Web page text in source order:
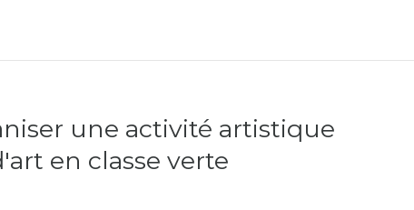
une activité artistique
en classe verte